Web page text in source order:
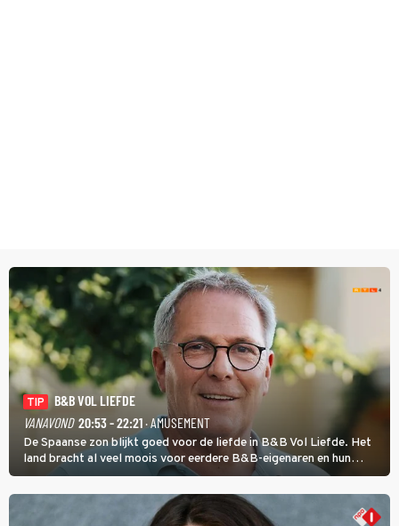
TIP
B&B VOL LIEFDE
VANAVOND 20:53 - 22:21· AMUSEMENT
De Spaanse zon blijkt goed voor de liefde in B&B Vol Liefde. Het
land bracht al veel moois voor eerdere B&B-eigenaren en hun
partners. Ook Paul runt zijn gastenverblijf in Spanje. De 62-jarige
weduwnaar stuurt aan op een nieuw hoofdstuk.